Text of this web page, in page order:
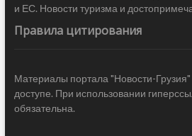
и ЕС. Новости туризма и
Правила цитирования
Материалы портала "Новости-Грузия"
доступе. При использовании
обязательна.